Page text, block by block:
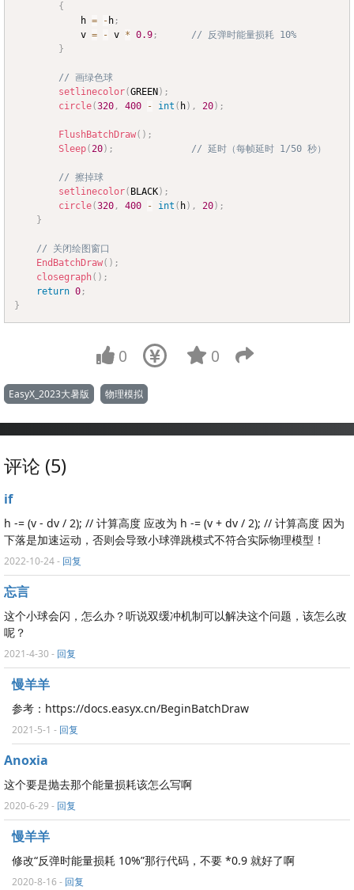
{
			h
= - h ;
			v
= - v * 0.9 ;
// 反弹时能量损耗 10%
}
// 画绿色球
setlinecolor(GREEN ) ;
circle(320 , 400 - int ( h) , 20) ;
FlushBatchDraw( ) ;
Sleep(20) ; // 延时（每帧延时 1/50 秒）
// 擦掉球
setlinecolor( BLACK) ;
circle(320 , 400 - int ( h) , 20) ;
}
// 关闭绘图窗口
EndBatchDraw( ) ;
closegraph( ) ;
return 0 ;
}
0 0
EasyX_2023大暑版 物理模拟
评论 (5)
if
h -= (v - dv / 2); // 计算高度 应改为 h -= (v + dv / 2); // 计算高度 因为
下落是加速运动，否则会导致小球弹跳模式不符合实际物理模型！
2022-10-24- 回复
忘言
这个小球会闪，怎么办？听说双缓冲机制可以解决这个问题，该怎么改
呢？
2021-4-30 - 回复
慢羊羊
参考：https://docs.easyx.cn/BeginBatchDraw
2021-5-1 - 回复
Anoxia
这个要是抛去那个能量损耗该怎么写啊
2020-6-29 - 回复
慢羊羊
修改“反弹时能量损耗 10%”那行代码，不要 *0.9 就好了啊
2020-8-16 - 回复